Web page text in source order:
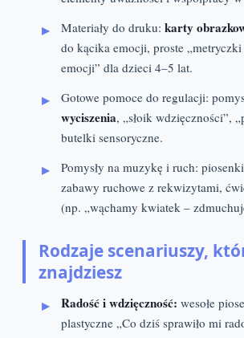
Materiały do druku: karty
do kącika emocji, proste „metryczki
emocji” dla dzieci 4–5 lat.
Gotowe pomoce do regulacji:
wyciszenia, „słoik wdzięczności”,
butelki sensoryczne.
Pomysły na muzykę i ruch:
zabawy ruchowe z rekwizytami,
(np. „wąchamy kwiatek –
Rodzaje scenariuszy,
znajdziesz
Radość i wdzięczność: wesołe
plastyczne „Co dziś sprawiło mi